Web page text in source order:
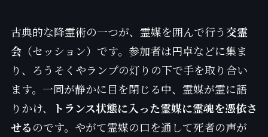
古典的な降霊術の一つが、霊媒を囲んで行う交霊
会（セッション）です。参加者は円卓などに集ま
り、ろうそくやランプの灯りの下で手を取り合い
ます。一同が静かに目を閉じる中、霊媒が霊に語
りかけ、
トランス状態に入った霊媒に霊魂を憑依さ
せるのです。やがて霊媒の口を通して死者の声が